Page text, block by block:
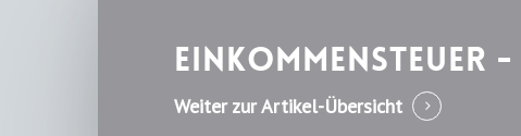
Einkommensteuer
Weiter zur Artikel-Übersicht